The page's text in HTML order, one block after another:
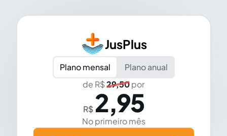
JusPlus
Plano mensal
Plano anual
de R$29,50por
R$ 2,95
No primeiro mês